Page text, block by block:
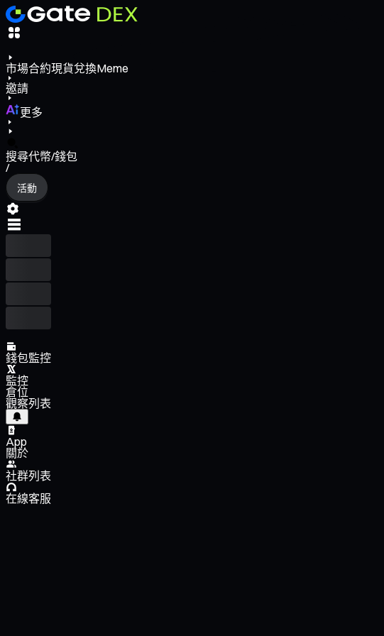
市場合約現貨兌換Meme
邀請
更多
搜尋代幣/錢包
/
活動
錢包監控
監控
倉位
觀察列表
App
關於
社群列表
在線客服